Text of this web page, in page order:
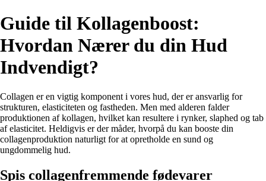
Guide til Kollagenboost:
Hvordan Nærer du din Hud
Indvendigt?
Collagen er en vigtig komponent i vores hud, der er ansvarlig for
strukturen, elasticiteten og fastheden. Men med alderen falder
produktionen af kollagen, hvilket kan resultere i rynker, slaphed og tab
af elasticitet. Heldigvis er der måder, hvorpå du kan booste din
collagenproduktion naturligt for at opretholde en sund og
ungdommelig hud.
Spis collagenfremmende fødevarer